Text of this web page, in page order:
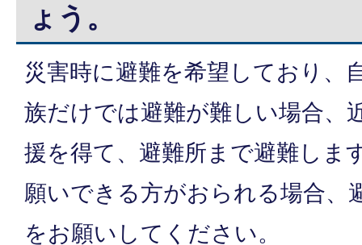
ょう。
災害時に避難を希望しており、
族だけでは避難が難しい場合、
援を得て、避難所まで避難しま
願いできる方がおられる場合、
をお願いしてください。